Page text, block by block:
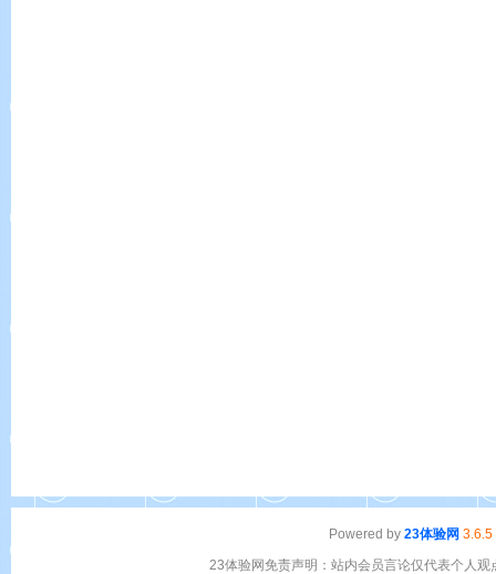
Powered by 23体验网 3.6.5
23体验网免责声明：站内会员言论仅代表个人